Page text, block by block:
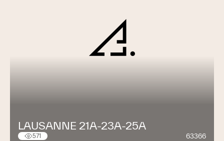
LAUSANNE 21A-23A-25A
571 63366